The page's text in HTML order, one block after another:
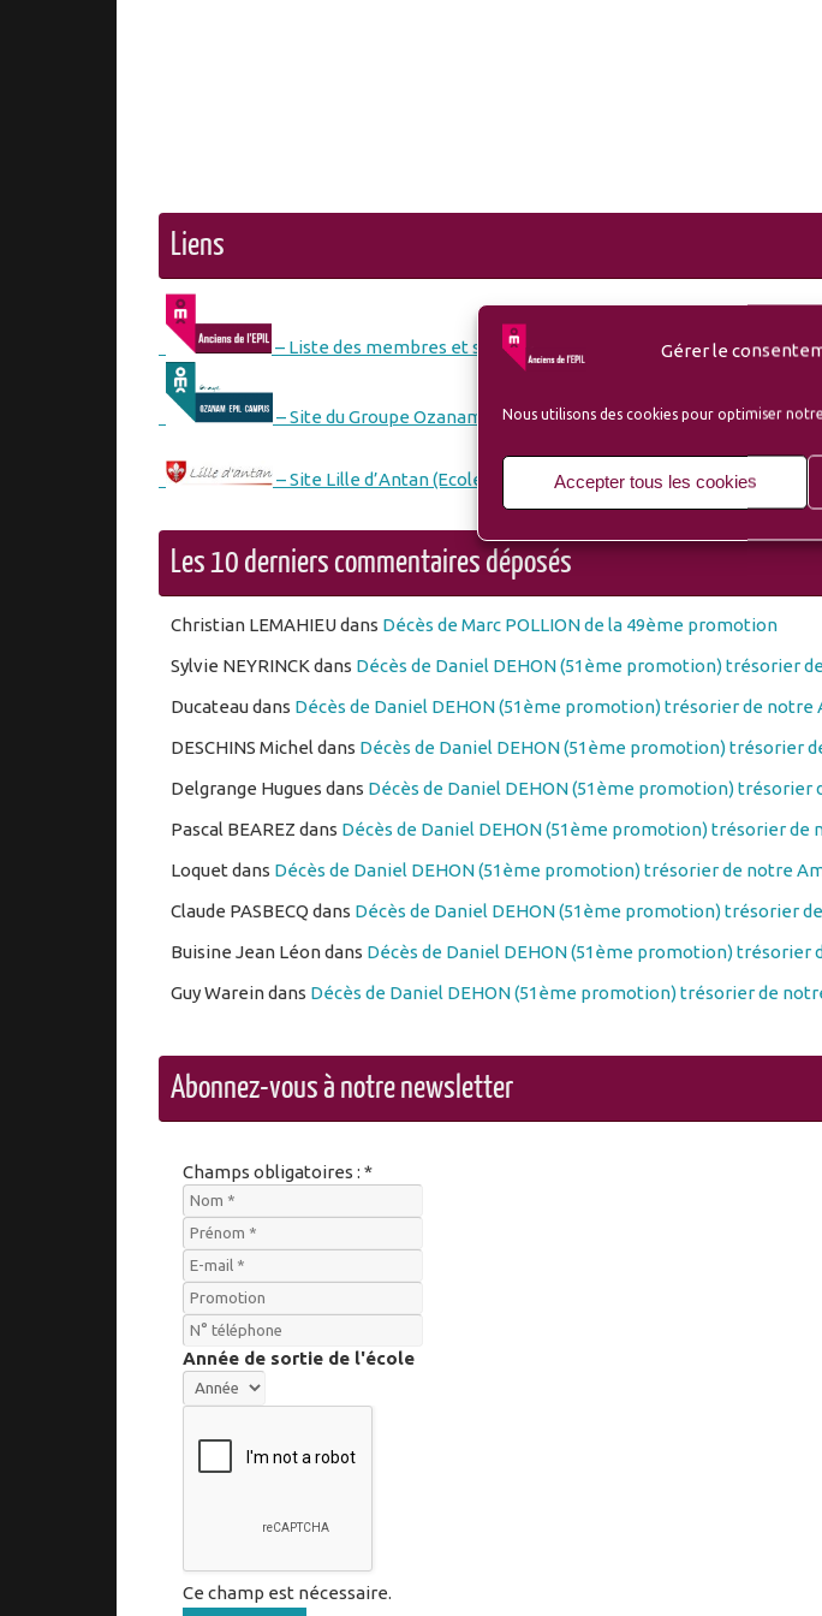
Gérer le
Nous utilisons des cookies pour optimiser
Accepter tous les cookies
Liens
– Liste des membres et sympathisants de l’Amicale
– Site du Groupe Ozanam-EPIL-Campus
– Site Lille d’Antan (Ecole des Mécaniciens avant l’EPIL)
Les 10 derniers commentaires déposés
Christian LEMAHIEUdans Décès de Marc POLLION de la 49ème promotion
Sylvie NEYRINCK dans Décès de Daniel DEHON (51ème promotion) trésorier
Ducateaudans Décès de Daniel DEHON (51ème promotion) trésorier de notre
DESCHINS Michel dans Décès de Daniel DEHON (51ème promotion) trésorier
Delgrange Hugues dans Décès de Daniel DEHON (51ème promotion) trésorier
Pascal BEAREZ dans Décès de Daniel DEHON (51ème promotion) trésorier de
Loquet dans Décès de Daniel DEHON (51ème promotion) trésorier de notre
Claude PASBECQ dans Décès de Daniel DEHON (51ème promotion) trésorier
Buisine Jean Léondans Décès de Daniel DEHON (51ème promotion) trésorier
Guy Wareindans Décès de Daniel DEHON (51ème promotion) trésorier de
Abonnez-vous à notre newsletter
Champs obligatoires : *
Année de sortie de l'école
Ce champ est nécessaire.